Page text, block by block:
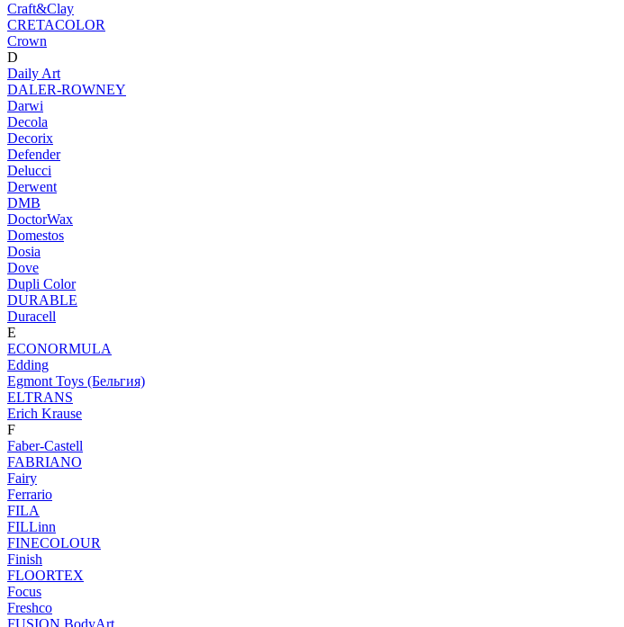
Craft&Clay
CRETACOLOR
Crown
D
Daily Art
DALER-ROWNEY
Darwi
Decola
Decorix
Defender
Delucci
Derwent
DMB
DoctorWax
Domestos
Dosia
Dove
Dupli Color
DURABLE
Duracell
E
ECONORMULA
Edding
Egmont Toys (Бельгия)
ELTRANS
Erich Krause
F
Faber-Castell
FABRIANO
Fairy
Ferrario
FILA
FILLinn
FINECOLOUR
Finish
FLOORTEX
Focus
Freshco
FUSION BodyArt